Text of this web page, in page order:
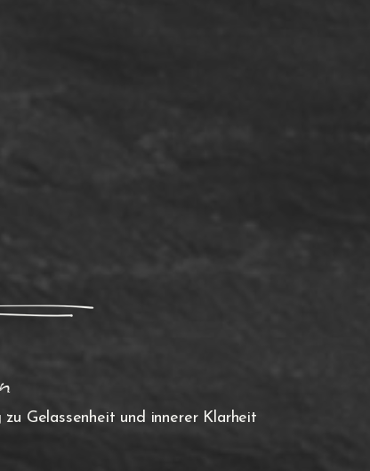
Gelassenheit und innerer Klarheit